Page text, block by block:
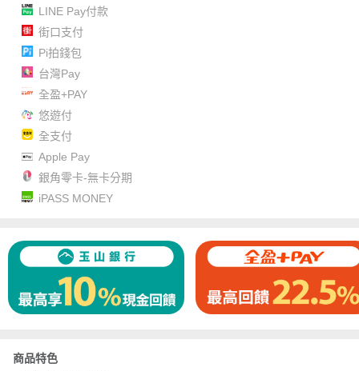
LINE Pay付款
街口支付
Pi拍錢包
台灣Pay
全盈+PAY
悠遊付
全支付
Apple Pay
銀角零卡-無卡分期
iPASS MONEY
商品特色